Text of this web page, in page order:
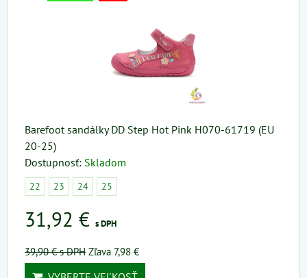
Barefoot sandálky DD Step Hot Pink H070-61719 (EU
20-25)
Dostupnosť: Skladom
22 23 24 25
31,92 € s DPH
39,90 €s DPH Zľava 7,98 €